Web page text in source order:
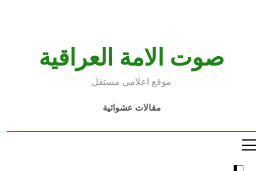
صوت الامة العراقية
موقع اعلامي مستقل
مقالات عشوائية